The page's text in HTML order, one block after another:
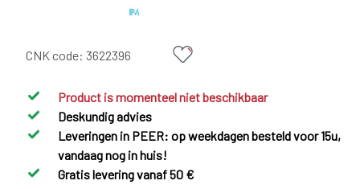
CNK code: 3622396
Product is momenteel niet beschikbaar
Deskundig advies
Leveringen in PEER: op weekdagen besteld voor 15u,
vandaag nog in huis!
Gratis levering vanaf 50 €